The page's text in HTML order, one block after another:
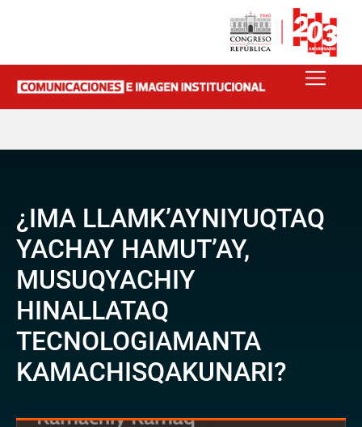
¿IMA LLAMK’AYNIYUQTAQ
YACHAY HAMUT’AY,
MUSUQYACHIY
HINALLATAQ
TECNOLOGIAMANTA
KAMACHISQAKUNARI?